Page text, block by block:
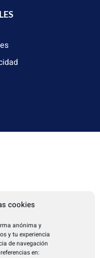
cookies
anónima y
y tu experiencia
de navegación
en: